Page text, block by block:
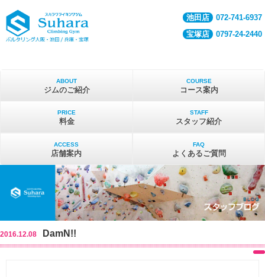
池田店
072-741-6937
宝塚店
0797-24-2440
ABOUT
ジムのご紹介
COURSE
コース案内
PRICE
料金
STAFF
スタッフ紹介
ACCESS
店舗案内
FAQ
よくあるご質問
2016.12.08 DamN!!